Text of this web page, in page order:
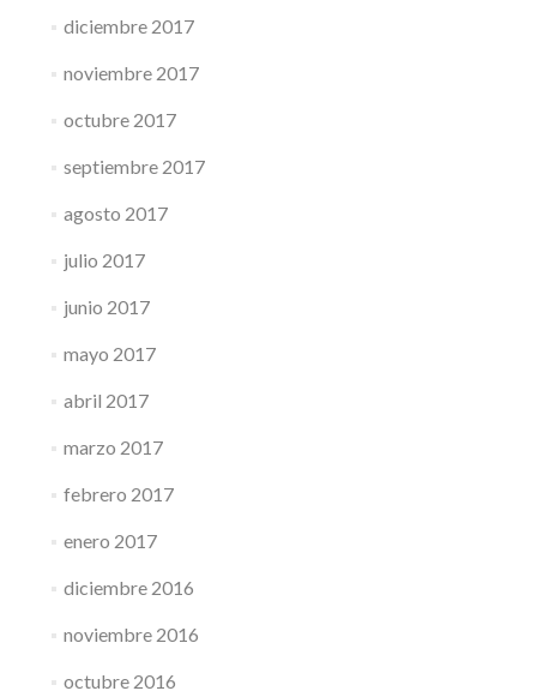
diciembre 2017
noviembre 2017
octubre 2017
septiembre 2017
agosto 2017
julio 2017
junio 2017
mayo 2017
abril 2017
marzo 2017
febrero 2017
enero 2017
diciembre 2016
noviembre 2016
octubre 2016